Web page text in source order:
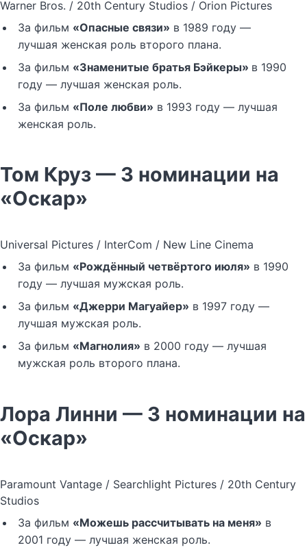
Warner Bros. / 20th Century Studios / Orion Pictures
За фильм «Опасные связи» в 1989 году —
лучшая женская роль второго плана.
За фильм «Знаменитые братья Бэйкеры» в 1990
году — лучшая женская роль.
За фильм «Поле любви» в 1993 году — лучшая
женская роль.
Том Круз — 3 номинации на
«Оскар»
Universal Pictures / InterCom / New Line Cinema
За фильм «Рождённый четвёртого июля» в 1990
году — лучшая мужская роль.
За фильм «Джерри Магуайер» в 1997 году —
лучшая мужская роль.
За фильм «Магнолия» в 2000 году — лучшая
мужская роль второго плана.
Лора Линни — 3 номинации на
«Оскар»
Paramount Vantage / Searchlight Pictures / 20th Century
Studios
За фильм «Можешь рассчитывать на меня» в
2001 году — лучшая женская роль.